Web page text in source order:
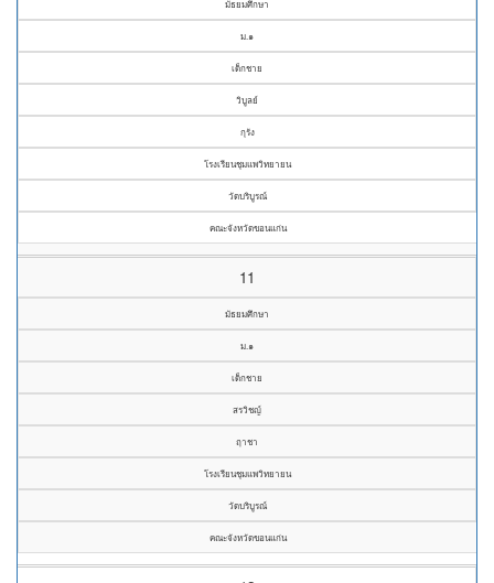
มัธยมศึกษา
ม.๑
เด็กชาย
วิบูลย์
กุรัง
โรงเรียนชุมแพวิทยายน
วัดบริบูรณ์
คณะจังหวัดขอนแก่น
11
มัธยมศึกษา
ม.๑
เด็กชาย
สรวิชญ์
ฤาชา
โรงเรียนชุมแพวิทยายน
วัดบริบูรณ์
คณะจังหวัดขอนแก่น